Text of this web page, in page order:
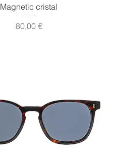
Vista rápida
Magnetic cristal
Precio
80,00 €